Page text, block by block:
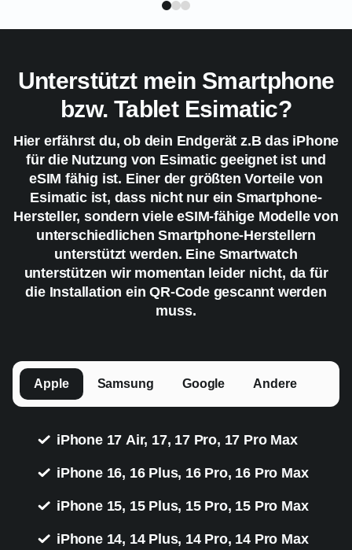
Unterstützt mein Smartphone
bzw. Tablet Esimatic?
Hier erfährst du, ob dein Endgerät z.B das iPhone
für die Nutzung von Esimatic geeignet ist und
eSIM fähig ist. Einer der größten Vorteile von
Esimatic ist, dass nicht nur ein Smartphone-
Hersteller, sondern viele eSIM-fähige Modelle von
unterschiedlichen Smartphone-Herstellern
unterstützt werden. Eine Smartwatch
unterstützen wir momentan leider nicht, da für
die Installation ein QR-Code gescannt werden
muss.
Apple Samsung Google Andere
iPhone 17 Air, 17, 17 Pro, 17 Pro Max
iPhone 16, 16 Plus, 16 Pro, 16 Pro Max
iPhone 15, 15 Plus, 15 Pro, 15 Pro Max
iPhone 14, 14 Plus, 14 Pro, 14 Pro Max